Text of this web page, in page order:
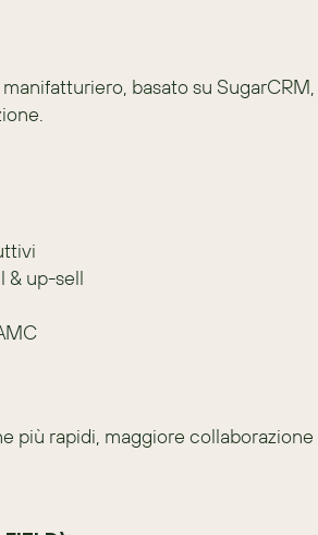
basato su SugarCRM,
& up-sell
più rapidi, maggiore collaborazione